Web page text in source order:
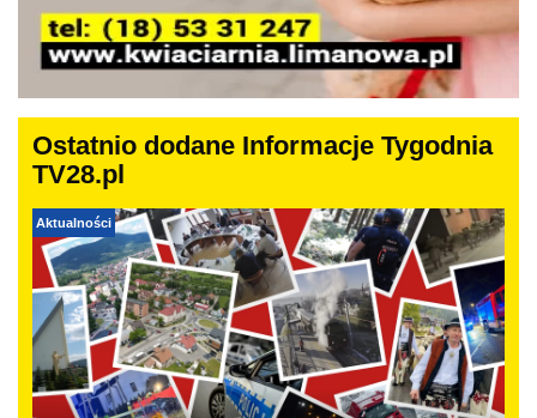
Ostatnio dodane Informacje Tygodnia
TV28.pl
Aktualności